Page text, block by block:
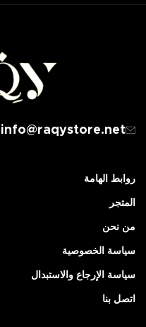
info@raqystore.net
روابط الهامة
المتجر
من نحن
سياسة الخصوصية
سياسة الإرجاع والاستبدال
اتصل بنا